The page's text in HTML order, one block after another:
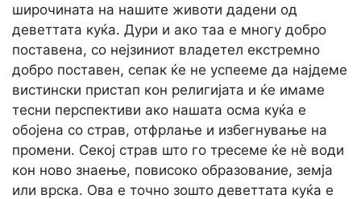
широчината на нашите животи дадени од
деветтата куќа. Дури и ако таа е многу добро
поставена, со нејзиниот владетел екстремно
добро поставен, сепак ќе не успееме да најдеме
вистински пристап кон религијата и ќе имаме
тесни перспективи ако нашата осма куќа е
обојена со страв, отфрлање и избегнување на
промени. Секој страв што го тресеме ќе нè води
кон ново знаење, повисоко образование, земја
или врска. Ова е точно зошто деветтата куќа е